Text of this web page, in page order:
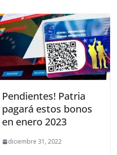
Pendientes! Patria
pagará estos bonos
en enero 2023
diciembre 31, 2022